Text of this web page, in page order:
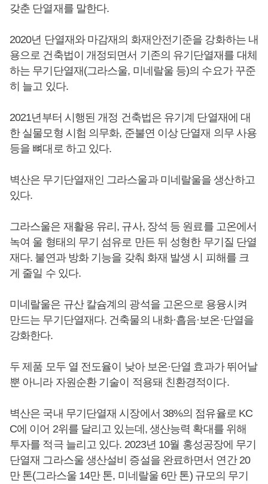
갖춘 단열재를 말한다.
2020년 단열재와 마감재의 화재안전기준을 강화하는 내
용으로 건축법이 개정되면서 기존의 유기단열재를 대체
하는 무기단열재(그라스울, 미네랄울 등)의 수요가 꾸준
히 늘고 있다.
2021년부터 시행된 개정 건축법은 유기계 단열재에 대
한 실물모형 시험 의무화, 준불연 이상 단열재 의무 사용
등을 뼈대로 하고 있다.
벽산은 무기단열재인 그라스울과 미네랄울을 생산하고
있다.
그라스울은 재활용 유리, 규사, 장석 등 원료를 고온에서
녹여 울 형태의 무기 섬유로 만든 뒤 성형한 무기질 단열
재다. 불연과 방화 기능을 갖춰 화재 발생 시 피해를 크
게 줄일 수 있다.
미네랄울은 규산 칼슘계의 광석을 고온으로 용융시켜
만드는 무기단열재다. 건축물의 내화·흡음·보온·단열을
강화한다.
두 제품 모두 열 전도율이 낮아 보온·단열 효과가 뛰어날
뿐 아니라 자원순환 기술이 적용돼 친환경적이다.
벽산은 국내 무기단열재 시장에서 38%의 점유율로 KC
C에 이어 2위를 달리고 있는데, 생산능력 확대를 위해
투자를 적극 늘리고 있다. 2023년 10월 홍성공장에 무기
단열재 그라스울 생산설비 증설을 완료하면서 연간 20
만 톤(그라스울 14만 톤, 미네랄울 6만 톤) 규모의 무기